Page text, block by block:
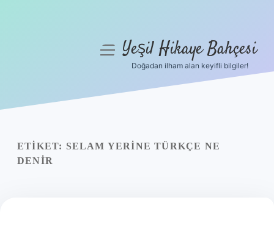
Yasal Uyarı
menüyüYeşil Hikaye Bahçesi
Doğadan ilham alan keyifli bilgiler!
ETIKET: SELAM YERINE TÜRKÇE NE
DENIR